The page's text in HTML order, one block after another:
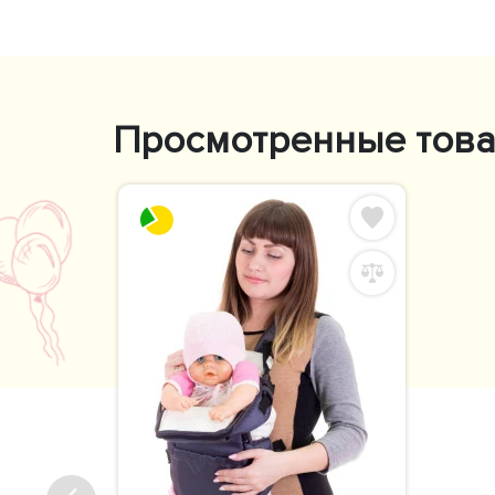
Просмотренные